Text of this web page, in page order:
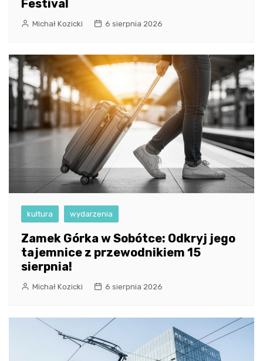
Festival
Michał Kozicki 6 sierpnia 2026
kultura wydarzenia
Zamek Górka w Sobótce: Odkryj jego
tajemnice z przewodnikiem 15
sierpnia!
Michał Kozicki 6 sierpnia 2026